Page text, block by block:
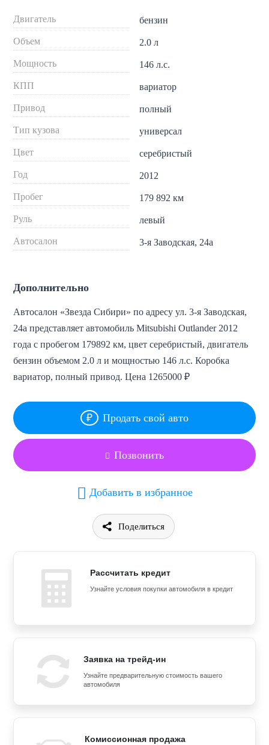
Двигатель бензин
Объем 2.0 л
Мощность 146 л.с.
КПП вариатор
Привод полный
Тип кузова универсал
Цвет серебристый
Год 2012
Пробег 179 892 км
Руль левый
Автосалон 3-я Заводская, 24а
Дополнительно
Автосалон «Звезда Сибири» по адресу ул. 3-я Заводская,
24а представляет автомобиль Mitsubishi Outlander 2012
года с пробегом 179892 км, цвет серебристый, двигатель
бензин объемом 2.0 л и мощностью 146 л.с. Коробка
вариатор, полный привод. Цена 1265000 ₽
Продать свой авто
Позвонить
Добавить в избранное
Поделиться
Рассчитать кредит
Узнайте условия покупки автомобиля в кредит
Заявка на трейд-ин
Узнайте предварительную стоимость вашего
автомобиля
Комиссионная продажа